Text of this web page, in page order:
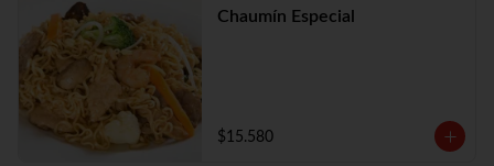
Chaumín Especial
$15.580